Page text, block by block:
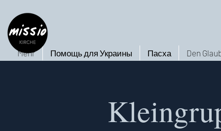
Den
Пасха
Помощь для Украины
Mehr